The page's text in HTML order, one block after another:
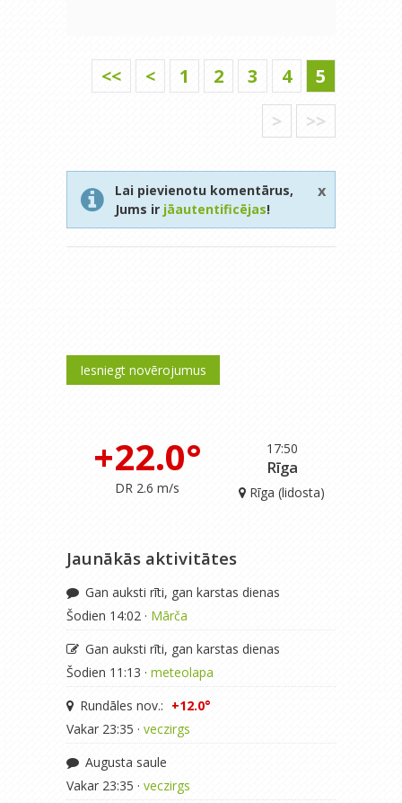
<< < 1 2 3 4
5
>
>>
Lai pievienotu komentārus,
Jums ir jāautentificējas!
x
Iesniegt novērojumus
17:50
+22.0°
DR 2.6 m/s
Rīga
Rīga (lidosta)
Jaunākās aktivitātes
Gan auksti rīti, gan karstas dienas
Šodien 14:02 · Mārča
Gan auksti rīti, gan karstas dienas
Šodien 11:13 · meteolapa
Rundāles nov.: +12.0°
Vakar 23:35 · veczirgs
Augusta saule
Vakar 23:35 · veczirgs